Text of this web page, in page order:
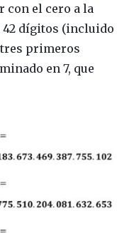
con el cero a la
dígitos (incluido
primeros
en 7, que